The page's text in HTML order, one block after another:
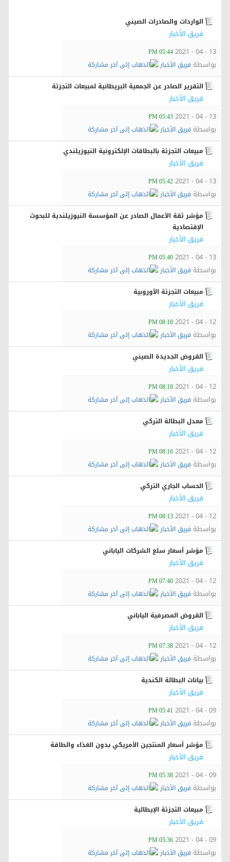
الواردات والصادرات الصيني
فريق الأخبار
13 - 04 - 2021
05:44 PM
بواسطة فريق الأخبار
التقرير الصادر عن الجمعية البريطانية لمبيعات التجزئة
فريق الأخبار
13 - 04 - 2021
05:43 PM
بواسطة فريق الأخبار
مبيعات التجزئة بالبطاقات الإلكترونية النيوزيلندي
فريق الأخبار
13 - 04 - 2021
05:42 PM
بواسطة فريق الأخبار
مؤشر ثقة الأعمال الصادر عن المؤسسة النيوزيلندية للبحوث
الإقتصادية
فريق الأخبار
13 - 04 - 2021
05:40 PM
بواسطة فريق الأخبار
مبيعات التجزئة الأوروبية
فريق الأخبار
12 - 04 - 2021
08:18 PM
بواسطة فريق الأخبار
القروض الجديدة الصيني
فريق الأخبار
12 - 04 - 2021
08:18 PM
بواسطة فريق الأخبار
معدل البطالة التركي
فريق الأخبار
12 - 04 - 2021
08:16 PM
بواسطة فريق الأخبار
الحساب الجاري التركي
فريق الأخبار
12 - 04 - 2021
08:13 PM
بواسطة فريق الأخبار
مؤشر أسعار سلع الشركات الياباني
فريق الأخبار
12 - 04 - 2021
07:40 PM
بواسطة فريق الأخبار
القروض المصرفية الياباني
فريق الأخبار
12 - 04 - 2021
07:38 PM
بواسطة فريق الأخبار
بيانات البطالة الكندية
فريق الأخبار
09 - 04 - 2021
05:41 PM
بواسطة فريق الأخبار
مؤشر أسعار المنتجين الأمريكي بدون الغذاء والطاقة
فريق الأخبار
09 - 04 - 2021
05:38 PM
بواسطة فريق الأخبار
مبيعات التجزئة الإيطالية
فريق الأخبار
09 - 04 - 2021
05:36 PM
بواسطة فريق الأخبار